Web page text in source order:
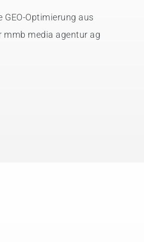
GEO-Optimierung aus
mmb media agentur ag